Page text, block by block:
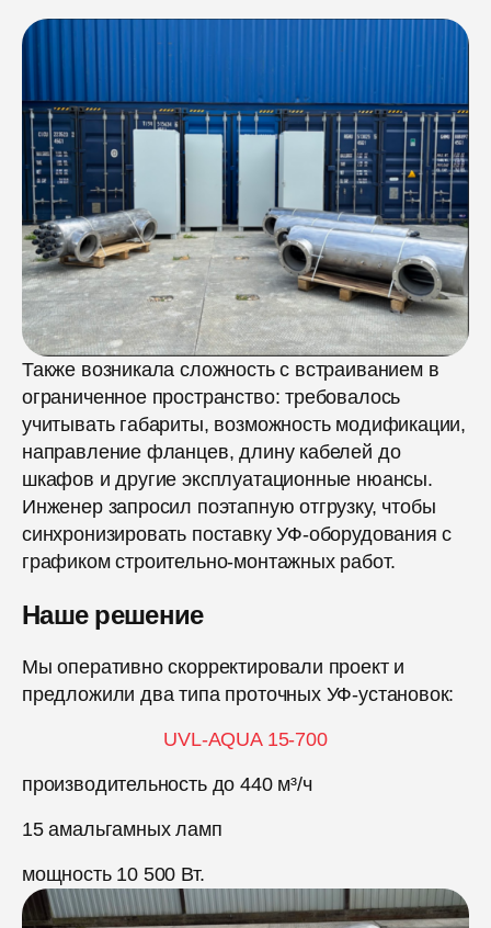
Также возникала сложность с встраиванием в
ограниченное пространство: требовалось
учитывать габариты, возможность модификации,
направление фланцев, длину кабелей до
шкафов и другие эксплуатационные нюансы.
Инженер запросил поэтапную отгрузку, чтобы
синхронизировать поставку УФ-оборудования с
графиком строительно-монтажных работ.
Наше решение
Мы оперативно скорректировали проект и
предложили два типа проточных УФ-установок:
UVL-AQUA 15-700
производительность до 440 м³/ч
15 амальгамных ламп
мощность 10 500 Вт.